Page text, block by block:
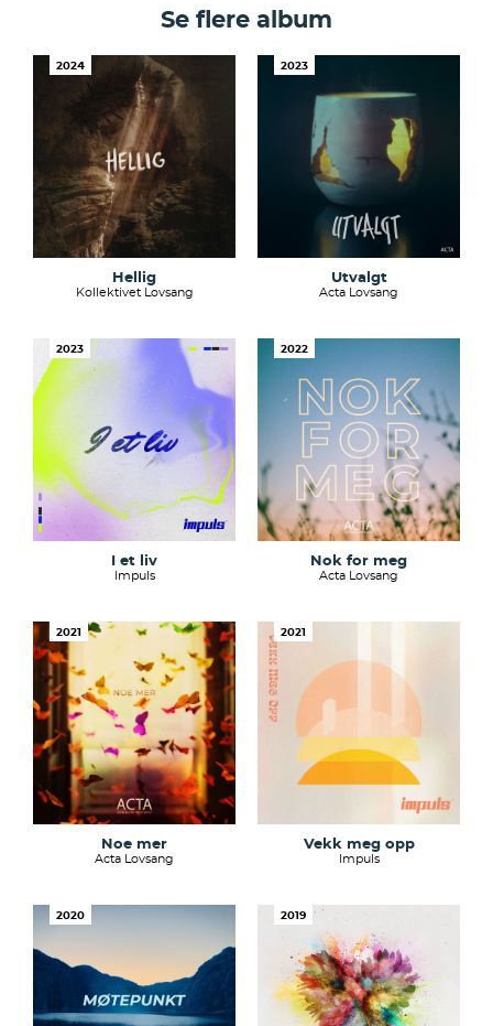
Se flere album
2024
Hellig
Kollektivet Lovsang
2023
Utvalgt
Acta Lovsang
2023
I et liv
Impuls
2022
Nok for meg
Acta Lovsang
2021
Noe mer
Acta Lovsang
2021
Vekk meg opp
Impuls
2020 2019